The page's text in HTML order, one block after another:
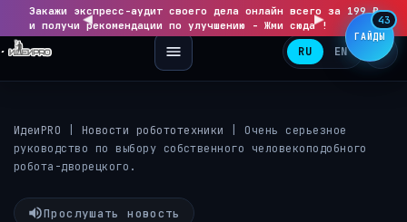
◀
Закажи экспресс-аудит своего дела онлайн всего за 199 ₽
и получи рекомендации по улучшению - Жми сюда !
▶
RU EN
ИдеиPRO Новости робототехники
Очень серьезное
руководство по выбору собственного человекоподобного
робота-дворецкого.
Прослушать новость
ГАЙДЫ
43